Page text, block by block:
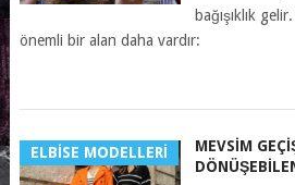
bağışıklık
önemli bir alan daha vardır:
ELBISE MODELLERI
MEVSIM